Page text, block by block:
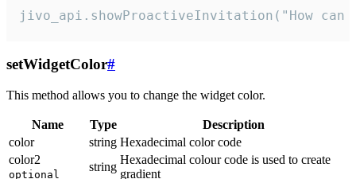
jivo_api.showProactiveInvitation("How
setWidgetColor#
This method allows you to change the widget color.
Name Type
Description
color
string Hexadecimal color code
color2
optional
string
Hexadecimal colour code is used to create
gradient